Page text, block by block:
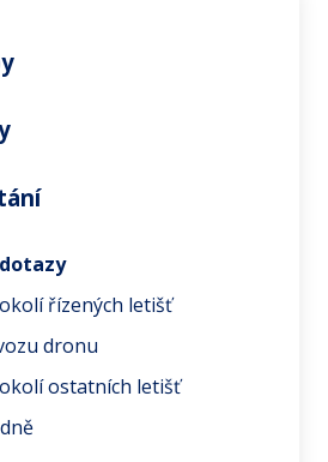
řízených letišť
dronu
ostatních letišť